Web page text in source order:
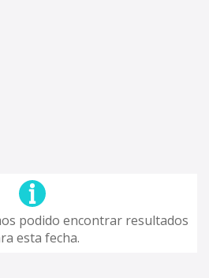
podido encontrar resultados
esta fecha.